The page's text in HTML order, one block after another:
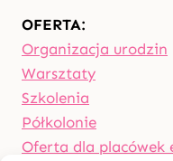
OFERTA:
Organizacja urodzin
Warsztaty
Szkolenia
Półkolonie
Oferta dla placówek